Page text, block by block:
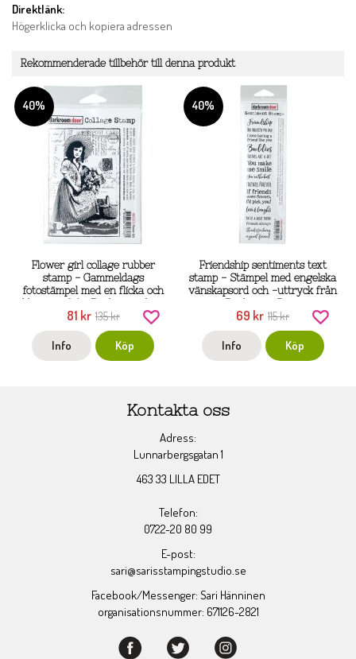
Direktlänk:
Högerklicka och kopiera adressen
Rekommenderade tillbehör till denna produkt
40%
Flower girl collage rubber
stamp - Gammeldags
fotostämpel med en flicka och
81 kr 135 kr
Info Köp
40%
Friendship sentiments text
stamp - Stämpel med engelska
vänskapsord och -uttryck från
69 kr 115 kr
Info Köp
Kontakta oss
Adress:
Lunnarbergsgatan 1
463 33 LILLA EDET
Telefon:
0722-20 80 99
E-post:
sari@sarisstampingstudio.se
Facebook/Messenger: Sari Hänninen
organisationsnummer: 671126-2821